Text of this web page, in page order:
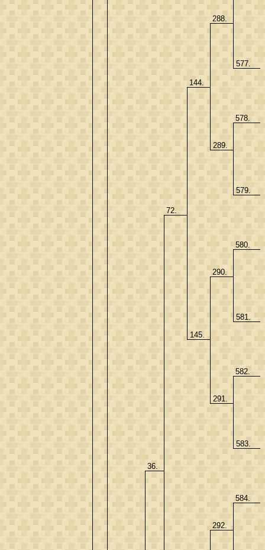
36.
72.
144.
288.
577.
289.
578.
579.
145.
290.
580.
581.
291.
582.
583.
292.
584.